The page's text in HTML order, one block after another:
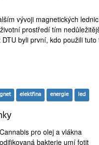
vývoji magnetických
prostředí tím
byli první, kdo použili tuto
elektřina energie led
pro olej a vlákna
bakterie umí fotit